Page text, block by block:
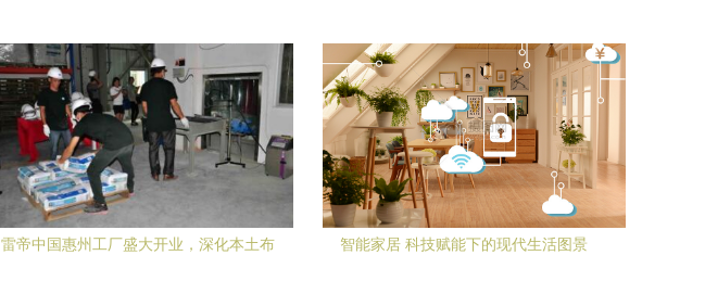
雷帝中国惠州工厂盛大开业，深化本土布
智能家居 科技赋能下的现代生活图景